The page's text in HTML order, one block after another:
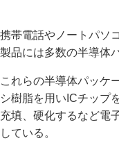
携帯電話やノートパソ
製品には多数の半導体
これらの半導体パッケ
シ樹脂を用いICチップ
充填、硬化するなど電
している。